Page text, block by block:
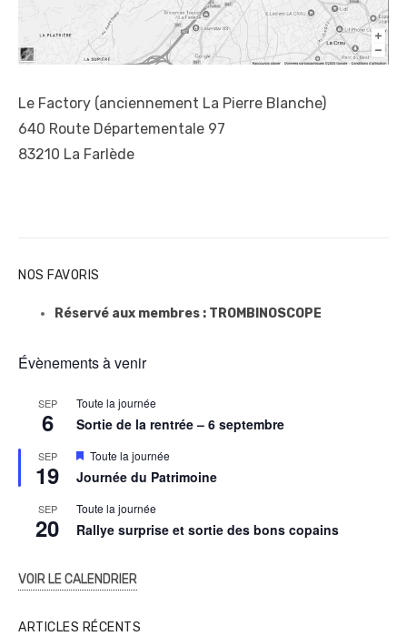
Le Factory (anciennement La Pierre Blanche)
640 Route Départementale 97
83210 La Farlède
NOS FAVORIS
Réservé aux membres : TROMBINOSCOPE
Évènements à venir
SEP
6
Toute la journée
Sortie de la rentrée – 6 septembre
SEP
19
M
s
n
a
n
t
Toute la journée
Journée du Patrimoine
SEP
20
Toute la journée
Rallye surprise et sortie des bons copains
VOIR LE CALENDRIER
ARTICLES RÉCENTS